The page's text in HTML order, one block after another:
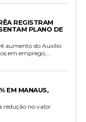
REGISTRAM
PLANO DE
aumento do Auxílio
em emprego,...
EM MANAUS,
redução no valor